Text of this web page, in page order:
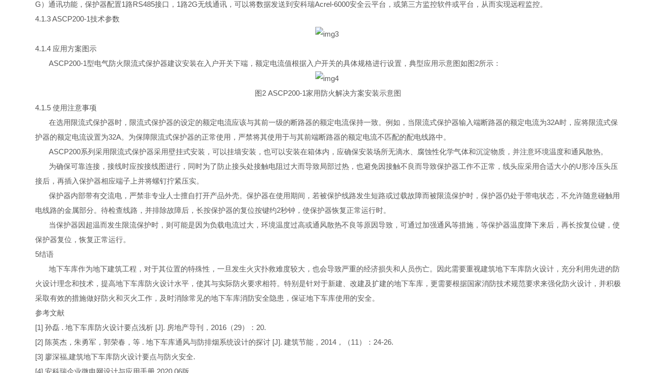
G）通讯功能，保护器配置1路RS485接口 ， 1路2G无线通讯，可以将数据发送到安科瑞Acrel-6000安全云平台，或第三方监控软件或平台，从而实现远程监控。
4.1.3 ASCP200-1技术参数
4.1.4 应用方案图示
ASCP200-1型电气防火限流式保护器建议安装在入户开关下端，额定电流值根据入户开关的具体规格进行设置，典型应用示意图如图2所示：
图2 ASCP200-1家用防火解决方案安装示意图
4.1.5 使用注意事项
在选用限流式保护器时，限流式保护器的设定的额定电流应该与其前一级的断路器的额定电流保持一致。例如，当限流式保护器输入端断路器的额定电流为32A时，应将限流式保
护器的额定电流设置为32A。为保障限流式保护器的正常使用，严禁将其使用于与其前端断路器的额定电流不匹配的配电线路中。
ASCP200系列采用限流式保护器采用壁挂式安装，可以挂墙安装，也可以安装在箱体内，应确保安装场所无滴水、腐蚀性化学气体和沉淀物质，并注意环境温度和通风散热。
为确保可靠连接，接线时应按接线图进行，同时为了防止接头处接触电阻过大而导致局部过热，也避免因接触不良而导致保护器工作不正常，线头应采用合适大小的U形冷压头压
接后，再插入保护器相应端子上并将螺钉拧紧压实。
保护器内部带有交流电，严禁非专业人士擅自打开产品外壳。保护器在使用期间，若被保护线路发生短路或过载故障而被限流保护时，保护器仍处于带电状态，不允许随意碰触用
电线路的金属部分。待检查线路，并排除故障后，长按保护器的复位按键约2秒钟，使保护器恢复正常运行时。
当保护器因超温而发生限流保护时，则可能是因为负载电流过大，环境温度过高或通风散热不良等原因导致，可通过加强通风等措施，等保护器温度降下来后，再长按复位键，使
保护器复位，恢复正常运行。
5结语
地下车库作为地下建筑工程，对于其位置的特殊性，一旦发生火灾扑救难度较大，也会导致严重的经济损失和人员伤亡。因此需要重视建筑地下车库防火设计，充分利用先进的防
火设计理念和技术，提高地下车库防火设计水平，使其与实际防火要求相符。特别是针对于新建、改建及扩建的地下车库，更需要根据国家消防技术规范要求来强化防火设计，并积极
采取有效的措施做好防火和灭火工作，及时消除常见的地下车库消防安全隐患，保证地下车库使用的安全。
参考文献
[1] 孙磊 . 地下车库防火设计要点浅析 [J]. 房地产导刊 ， 2016 （29） ： 20.
[2] 陈英杰，朱勇军，郭荣春， 等 . 地下车库通风与防排烟系统设计的探讨 [J]. 建筑节能 ， 2014 ， （11 ） ： 24-26.
[3] 廖深福,建筑地下车库防火设计要点与防火安全.